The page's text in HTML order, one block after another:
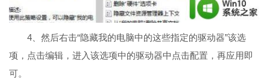
4、然后右击“隐藏我的电脑中的这些指定的驱动器”该选
项，点击编辑，进入该选项中的驱动器中点击配置，再应用即
可。